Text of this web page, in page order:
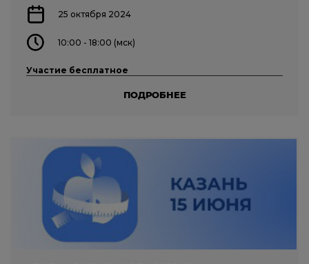
25 октября 2024
10:00 - 18:00 (мск)
Участие бесплатное
ПОДРОБНЕЕ